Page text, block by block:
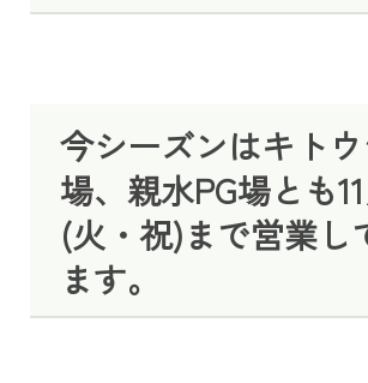
今シーズンはキトウ
場、親水PG場とも
(火・祝)まで営業し
ます。